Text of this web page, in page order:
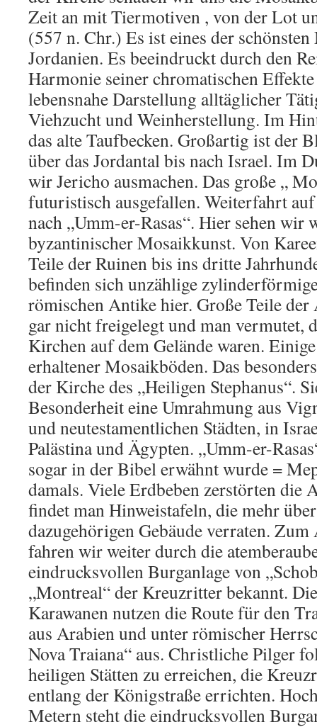
Zeit an mit Tiermotiven , von der Lot
(557 n. Chr.) Es ist eines der
Jordanien. Es beeindruckt durch den
Harmonie seiner chromatischen
lebensnahe Darstellung alltäglicher
Viehzucht und Weinherstellung. Im
das alte Taufbecken. Großartig ist der
über das Jordantal bis nach Israel. Im
wir Jericho ausmachen. Das große „
futuristisch ausgefallen. Weiterfahrt
nach „Umm-er-Rasas“. Hier sehen wir
byzantinischer Mosaikkunst. Von
Teile der Ruinen bis ins dritte
befinden sich unzählige
römischen Antike hier. Große Teile der
gar nicht freigelegt und man vermutet,
Kirchen auf dem Gelände waren.
erhaltener Mosaikböden. Das
der Kirche des „Heiligen Stephanus“.
Besonderheit eine Umrahmung aus
und neutestamentlichen Städten, in
Palästina und Ägypten. „Umm-er-
sogar in der Bibel erwähnt wurde =
damals. Viele Erdbeben zerstörten die
findet man Hinweistafeln, die mehr
dazugehörigen Gebäude verraten. Zum
fahren wir weiter durch die
eindrucksvollen Burganlage von
„Montreal“ der Kreuzritter bekannt.
Karawanen nutzen die Route für den
aus Arabien und unter römischer
Nova Traiana“ aus. Christliche Pilger
heiligen Stätten zu erreichen, die
entlang der Königstraße errichten.
Metern steht die eindrucksvollen